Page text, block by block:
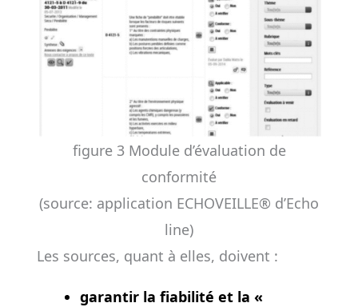
figure 3 Module d’évaluation de
conformité
(source: application ECHOVEILLE® d’Echo
line)
Les sources, quant à elles, doivent :
garantir la fiabilité et la «